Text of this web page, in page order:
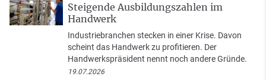
Steigende Ausbildungszahlen im
Handwerk
Industriebranchen stecken in einer Krise. Davon
scheint das Handwerk zu profitieren. Der
Handwerkspräsident nennt noch andere Gründe.
19.07.2026